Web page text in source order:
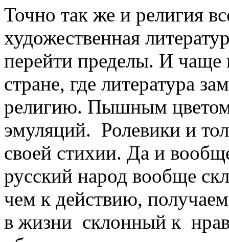
Точно так же и религия
художественная
перейти пределы. И чаще
стране, где литература
религию. Пышным цветом
эмуляций. Ролевики и
своей стихии. Да и
русский народ вообще
чем к действию,
в жизни склонный к